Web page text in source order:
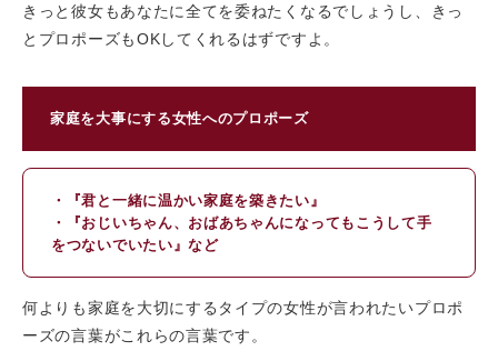
きっと彼女もあなたに全てを委ねたくなるでしょうし、きっ
とプロポーズもOKしてくれるはずですよ。
家庭を大事にする女性へのプロポーズ
・『君と一緒に温かい家庭を築きたい』
・『おじいちゃん、おばあちゃんになってもこうして手
をつないでいたい』など
何よりも家庭を大切にするタイプの女性が言われたいプロポ
ーズの言葉がこれらの言葉です。